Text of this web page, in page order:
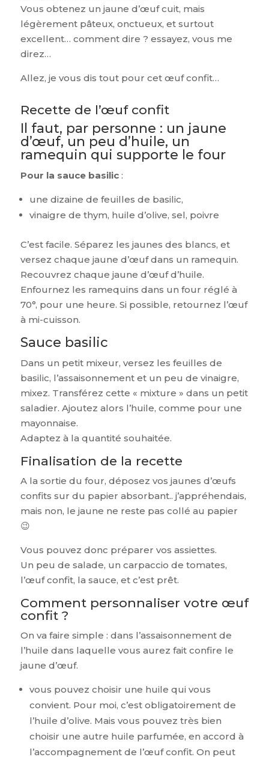
Vous obtenez un jaune d’œuf cuit, mais
légèrement pâteux, onctueux, et surtout
excellent… comment dire ? essayez, vous me
direz…
Allez, je vous dis tout pour cet œuf confit…
Recette de l’œuf confit
Il faut, par personne : un jaune
d’œuf, un peu d’huile, un
ramequin qui supporte le four
Pour la sauce basilic:
une dizaine de feuilles de basilic,
vinaigre de thym, huile d’olive, sel, poivre
C’est facile. Séparez les jaunes des blancs, et
versez chaque jaune d’œuf dans un ramequin.
Recouvrez chaque jaune d’œuf d’huile.
Enfournez les ramequins dans un four réglé à
70°, pour une heure. Si possible, retournez l’œuf
à mi-cuisson.
Sauce basilic
Dans un petit mixeur, versez les feuilles de
basilic, l’assaisonnement et un peu de vinaigre,
mixez. Transférez cette « mixture » dans un petit
saladier. Ajoutez alors l’huile, comme pour une
mayonnaise.
Adaptez à la quantité souhaitée.
Finalisation de la recette
A la sortie du four, déposez vos jaunes d’œufs
confits sur du papier absorbant.. j’appréhendais,
mais non, le jaune ne reste pas collé au papier
😉
Vous pouvez donc préparer vos assiettes.
Un peu de salade, un carpaccio de tomates,
l’œuf confit, la sauce, et c’est prêt.
Comment personnaliser votre œuf
confit ?
On va faire simple : dans l’assaisonnement de
l’huile dans laquelle vous aurez fait confire le
jaune d’œuf.
vous pouvez choisir une huile qui vous
convient. Pour moi, c’est obligatoirement de
l’huile d’olive. Mais vous pouvez très bien
choisir une autre huile parfumée, en accord à
l’accompagnement de l’œuf confit. On peut